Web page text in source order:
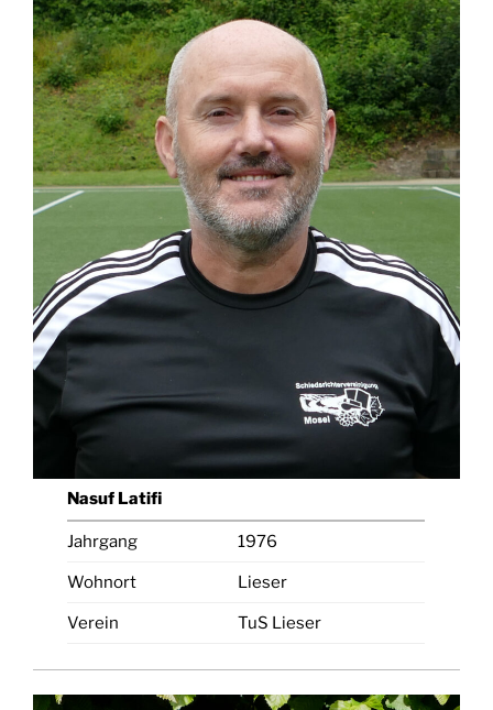
Nasuf Latifi
Jahrgang 1976
Wohnort Lieser
Verein TuS Lieser